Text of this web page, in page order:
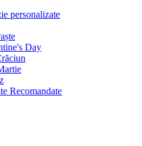
personalizate
Day
Recomandate